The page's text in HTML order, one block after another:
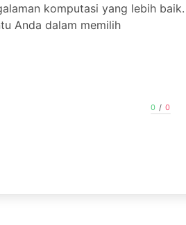
komputasi yang lebih baik.
Anda dalam memilih
0 / 0